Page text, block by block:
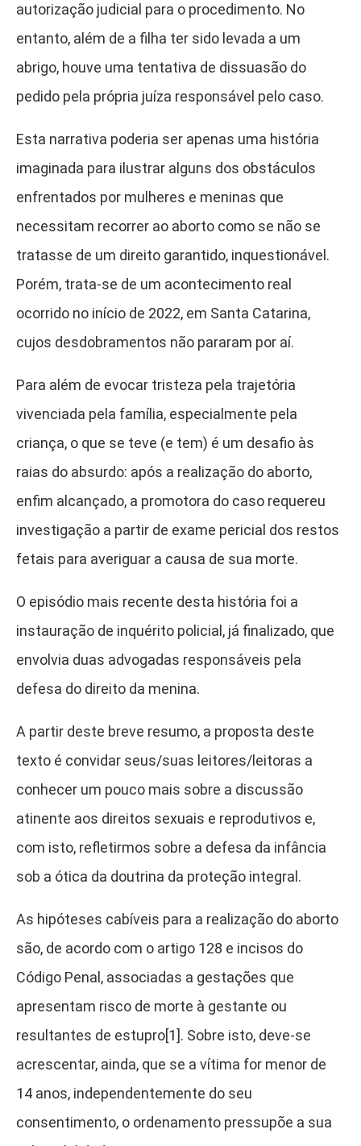
autorização judicial para o procedimento. No
entanto, além de a filha ter sido levada a um
abrigo, houve uma tentativa de dissuasão do
pedido pela própria juíza responsável pelo caso.
Esta narrativa poderia ser apenas uma história
imaginada para ilustrar alguns dos obstáculos
enfrentados por mulheres e meninas que
necessitam recorrer ao aborto como se não se
tratasse de um direito garantido, inquestionável.
Porém, trata-se de um acontecimento real
ocorrido no início de 2022, em Santa Catarina,
cujos desdobramentos não pararam por aí.
Para além de evocar tristeza pela trajetória
vivenciada pela família, especialmente pela
criança, o que se teve (e tem) é um desafio às
raias do absurdo: após a realização do aborto,
enfim alcançado, a promotora do caso requereu
investigação a partir de exame pericial dos restos
fetais para averiguar a causa de sua morte.
O episódio mais recente desta história foi a
instauração de inquérito policial, já finalizado, que
envolvia duas advogadas responsáveis pela
defesa do direito da menina.
A partir deste breve resumo, a proposta deste
texto é convidar seus/suas leitores/leitoras a
conhecer um pouco mais sobre a discussão
atinente aos direitos sexuais e reprodutivos e,
com isto, refletirmos sobre a defesa da infância
sob a ótica da doutrina da proteção integral.
As hipóteses cabíveis para a realização do aborto
são, de acordo com o artigo 128 e incisos do
Código Penal, associadas a gestações que
apresentam risco de morte à gestante ou
resultantes de estupro[1]. Sobre isto, deve-se
acrescentar, ainda, que se a vítima for menor de
14 anos, independentemente do seu
consentimento, o ordenamento pressupõe a sua